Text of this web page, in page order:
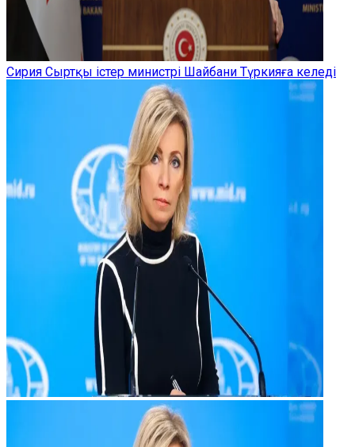
Сирия Сыртқы істер министрі Шайбани Түркияға келеді